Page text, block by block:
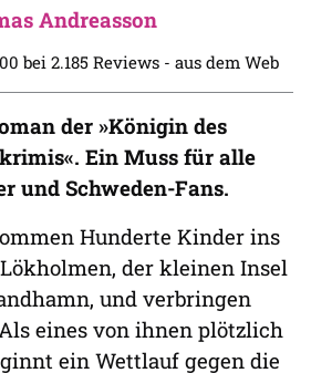
Andreasson
bei 2.185 Reviews - aus dem Web
der »Königin des
Ein Muss für alle
und Schweden-Fans.
Hunderte Kinder ins
der kleinen Insel
und verbringen
eines von ihnen plötzlich
ein Wettlauf gegen die